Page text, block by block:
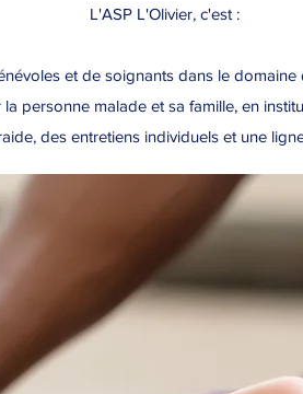
L'ASP L'Olivier, c'est :
et de soignants dans le domaine
personne malade et sa famille, en
des entretiens individuels et une